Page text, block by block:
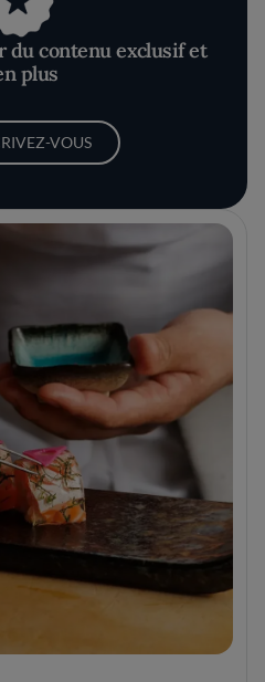
du contenu exclusif et
plus
VOUS